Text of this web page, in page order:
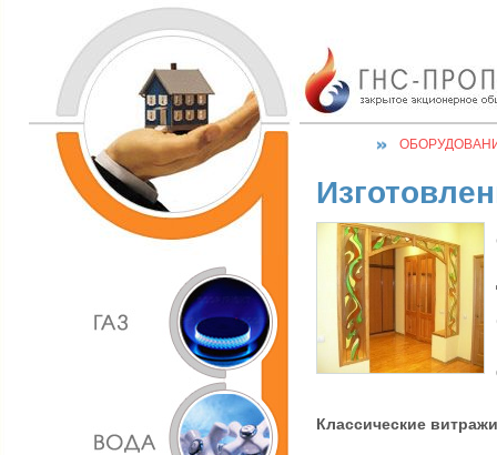
Классические витражи